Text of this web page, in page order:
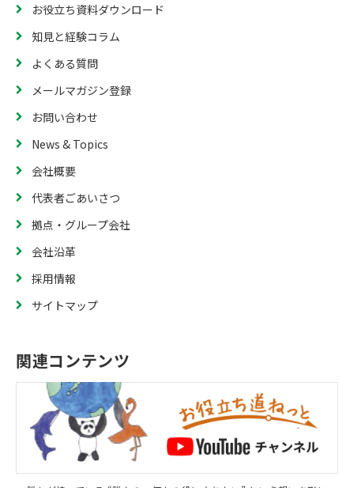
お役立ち資料ダウンロード
知見と経験コラム
よくある質問
メールマガジン登録
お問い合わせ
News & Topics
会社概要
代表者ごあいさつ
拠点・グループ会社
会社沿革
採用情報
サイトマップ
関連コンテンツ